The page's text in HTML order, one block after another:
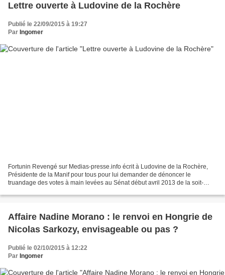
Lettre ouverte à Ludovine de la Rochère
Publié le 22/09/2015 à 19:27
Par Ingomer
Fortunin Revengé sur Medias-presse.info écrit à Ludovine de la Rochère,
Présidente de la Manif pour tous pour lui demander de dénoncer le
truandage des votes à main levées au Sénat début avril 2013 de la soit-
Affaire Nadine Morano : le renvoi en Hongrie de
Nicolas Sarkozy, envisageable ou pas ?
Publié le 02/10/2015 à 12:22
Par Ingomer